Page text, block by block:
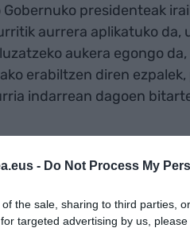
- Do Not Process My
the sale, sharing to third parties,
targeted advertising by us,
presidenteak
aurrera aplikatuko da,
aukera egongo
erabiltzen diren
indarrean dagoen
gutxiago ordainduko du
kalkuluen
jasoko ditu, baina
galera hori.